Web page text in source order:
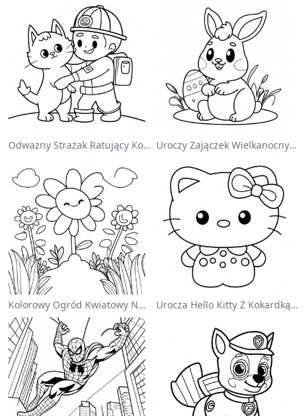
Odważny Strażak Ratujący Kota - Kolorowanka Uroczy Zajączek Wielkanocny Na Kolorowance
Kolorowy Ogród Kwiatowy Na Kolorowance Urocza Hello Kitty Z Kokardką - Kolorowanka